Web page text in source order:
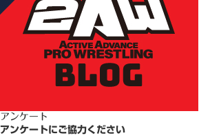
アンケート
アンケートにご協力ください